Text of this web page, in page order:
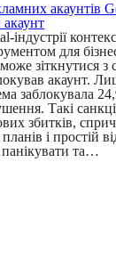
акаунтів
акаунт
індустрії
для
зіткнутися з
акаунт.
заблокувала
Такі
збитків,
і простій
та…